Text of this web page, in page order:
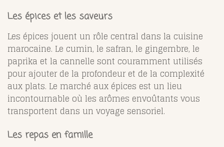
Les épices et les saveurs
Les épices jouent un rôle central dans la cuisine
marocaine. Le cumin, le safran, le gingembre, le
paprika et la cannelle sont couramment utilisés
pour ajouter de la profondeur et de la complexité
aux plats. Le marché aux épices est un lieu
incontournable où les arômes envoûtants vous
transportent dans un voyage sensoriel.
Les repas en famille